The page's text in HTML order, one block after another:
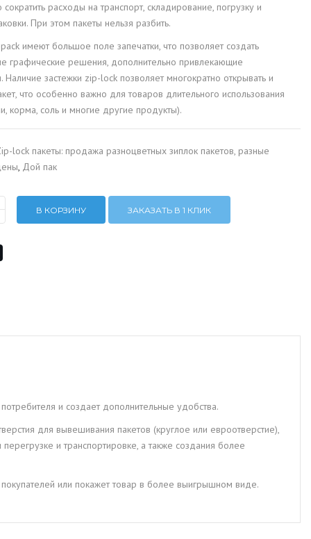
сократить расходы на транспорт, складирование, погрузку и
При этом пакеты нельзя разбить.
имеют большое поле запечатки, что позволяет создать
графические решения, дополнительно привлекающие
Наличие застежки zip-lock позволяет многократно открывать и
что особенно важно для товаров длительного использования
корма, соль и многие другие продукты).
lock пакеты: продажа разноцветных зиплок пакетов, разные
, Дой пак
В КОРЗИНУ ЗАКАЗАТЬ В 1 КЛИК
и создает дополнительные удобства.
для вывешивания пакетов (круглое или евроотверстие),
и транспортировке, а также создания более
или покажет товар в более выигрышном виде.